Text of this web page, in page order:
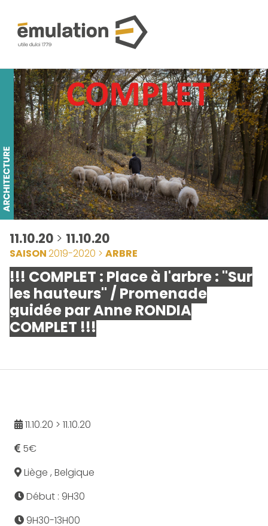
11.10.20 > 11.10.20
SAISON2019-2020 > ARBRE
!!! COMPLET : Place à l'arbre : "Sur
les hauteurs" / Promenade
guidée par Anne RONDIA
COMPLET !!!
11.10.20 > 11.10.20
5€
Liège , Belgique
Début : 9H30
9H30-13H00